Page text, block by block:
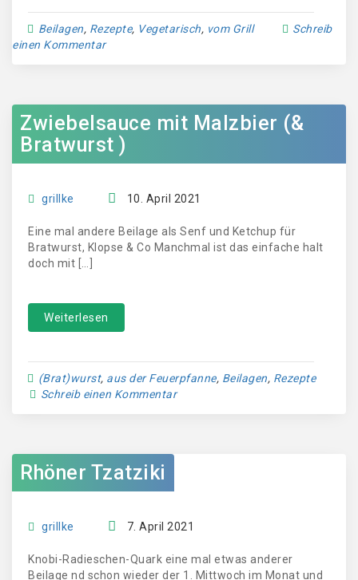
Beilagen, Rezepte, Vegetarisch, vom Grill
Schreib
einen Kommentar
Zwiebelsauce mit Malzbier (&
Bratwurst )
grillke 10. April 2021
Eine mal andere Beilage als Senf und Ketchup für
Bratwurst, Klopse & Co Manchmal ist das einfache halt
doch mit […]
Weiterlesen
(Brat)wurst, aus der Feuerpfanne, Beilagen, Rezepte
Schreib einen Kommentar
Rhöner Tzatziki
grillke 7. April 2021
Knobi-Radieschen-Quark eine mal etwas anderer
Beilage nd schon wieder der 1. Mittwoch im Monat und